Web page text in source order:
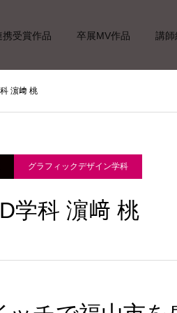
携受賞作品 卒展MV作品 講師
濵﨑 桃
グラフィックデザイン学科
学科 濵﨑 桃